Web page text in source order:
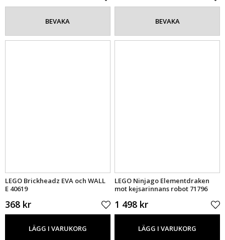
BEVAKA BEVAKA
LEGO Brickheadz EVA och WALL
E 40619
368 kr
LÄGG I VARUKORG
LEGO Ninjago Elementdraken
mot kejsarinnans robot 71796
1 498 kr
LÄGG I VARUKORG